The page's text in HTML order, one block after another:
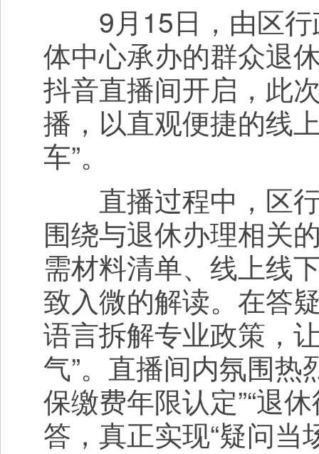
9月15日，由区行
体中心承办的群众退
抖音直播间开启，此
播，以直观便捷的线
车”。
直播过程中，区行
围绕与退休办理相关
需材料清单、线上线
致入微的解读。在答
语言拆解专业政策，
气”。直播间内氛围热
保缴费年限认定”“退
答，真正实现“疑问当